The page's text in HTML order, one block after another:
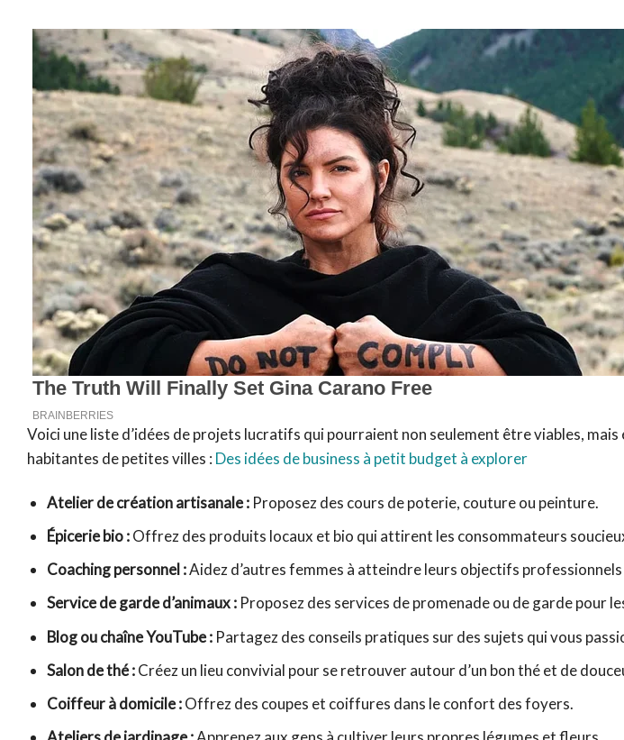
Voici une liste d’idées de projets lucratifs qui pourraient non seulement être viables,
habitantes de petites villes : Des idées de business à petit budget à explorer
Atelier de création artisanale : Proposez des cours de poterie, couture ou peinture.
Épicerie bio :Offrez des produits locaux et bio qui attirent les consommateurs
Coaching personnel :Aidez d’autres femmes à atteindre leurs objectifs
Service de garde d’animaux : Proposez des services de promenade ou de garde pour
Blog ou chaîne YouTube : Partagez des conseils pratiques sur des sujets qui vous
Salon de thé :Créez un lieu convivial pour se retrouver autour d’un bon thé et de
Coiffeur à domicile :Offrez des coupes et coiffures dans le confort des foyers.